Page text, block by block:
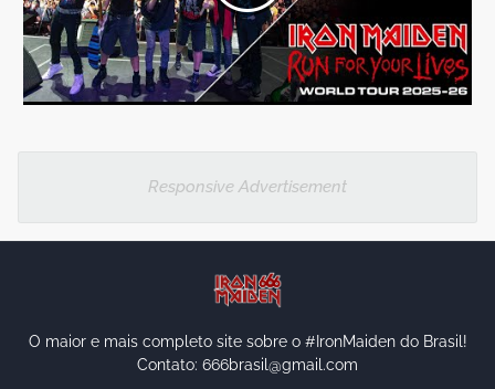
Responsive Advertisement
O maior e mais completo site sobre o #IronMaiden do Brasil!
Contato: 666brasil@gmail.com